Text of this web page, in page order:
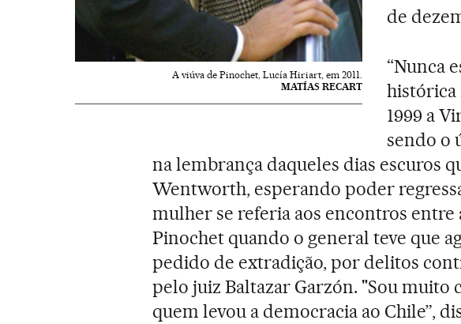
A viúva de Pinochet, Lucía Hiriart, em 2011.
MATÍAS RECART
de
“Nunca
histórica
1999 a
sendo o
na lembrança daqueles dias escuros
Wentworth, esperando poder
mulher se referia aos encontros entre
Pinochet quando o general teve que
pedido de extradição, por delitos
pelo juiz Baltazar Garzón. "Sou muito
quem levou a democracia ao Chile”,